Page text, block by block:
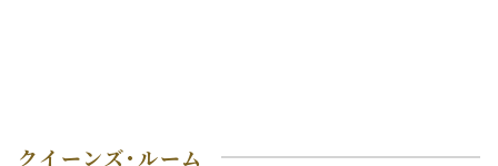
クイーンズ･ルーム